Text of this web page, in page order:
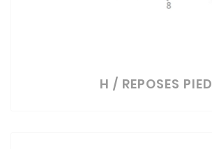
H / REPOSES PIED